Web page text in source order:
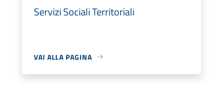
Servizi Sociali Territoriali
VAI ALLA PAGINA